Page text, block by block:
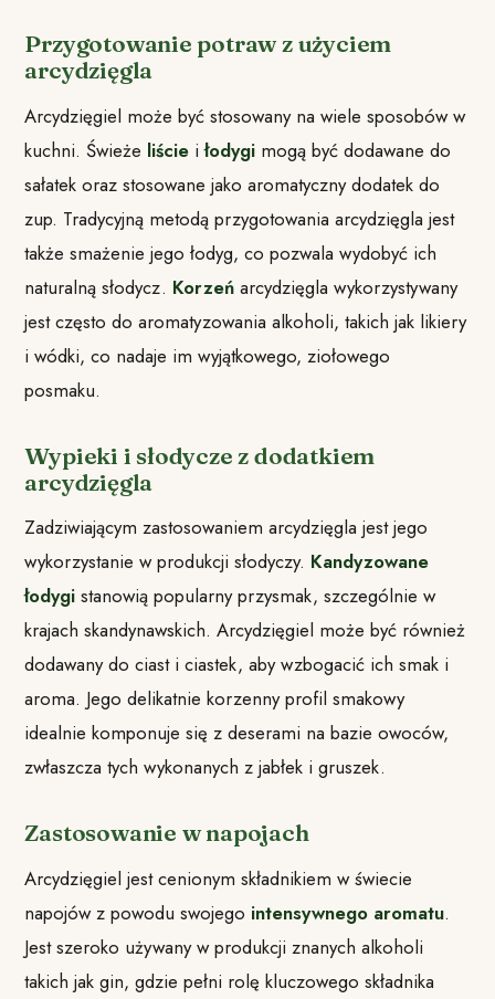
Przygotowanie potraw z użyciem
arcydzięgla
Arcydzięgiel może być stosowany na wiele sposobów w
kuchni. Świeże liście iłodygi mogą być dodawane do
sałatek oraz stosowane jako aromatyczny dodatek do
zup. Tradycyjną metodą przygotowania arcydzięgla jest
także smażenie jego łodyg, co pozwala wydobyć ich
naturalną słodycz. Korzeń arcydzięgla wykorzystywany
jest często do aromatyzowania alkoholi, takich jak likiery
i wódki, co nadaje im wyjątkowego, ziołowego
posmaku.
Wypieki i słodycze z dodatkiem
arcydzięgla
Zadziwiającym zastosowaniem arcydzięgla jest jego
wykorzystanie w produkcji słodyczy. Kandyzowane
łodygi stanowią popularny przysmak, szczególnie w
krajach skandynawskich. Arcydzięgiel może być również
dodawany do ciast i ciastek, aby wzbogacić ich smak i
aroma. Jego delikatnie korzenny profil smakowy
idealnie komponuje się z deserami na bazie owoców,
zwłaszcza tych wykonanych z jabłek i gruszek.
Zastosowanie w napojach
Arcydzięgiel jest cenionym składnikiem w świecie
napojów z powodu swojego intensywnego aromatu.
Jest szeroko używany w produkcji znanych alkoholi
takich jak gin, gdzie pełni rolę kluczowego składnika